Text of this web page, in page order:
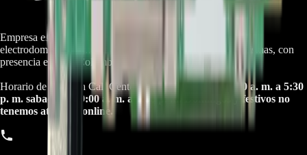
Empresa especializada en electrodomésticos, repuestos de
electrodomésticos, motos electricas y repuestos para las mismas, con
presencia en toda Colombia.
Horario de atención Call Center:
lunes a viernes de 8:30 a. m. a 5:30
p. m. sabados de 9:00 a. m. a 1:00 p. m. Domingos y festivos no
tenemos atencion online.